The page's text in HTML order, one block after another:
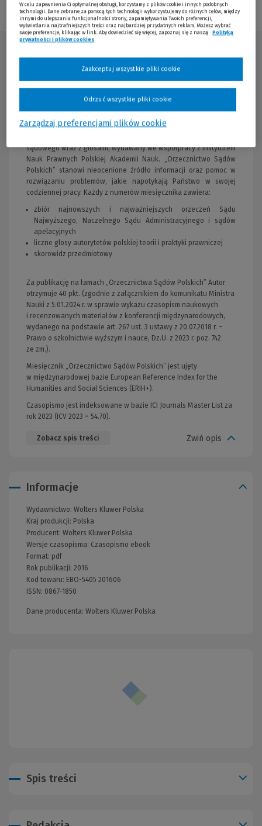
Opis publikacji
Szanowni Czytelnicy! Pragniemy poinformować, iż od
sądowego wraz z glosami, wydawany we współpracy z Instytutem
Nauk Prawnych Polskiej Akademii Nauk. „Orzecznictwo Sądów
Polskich” stanowi nieocenione źródło informacji oraz pomoc w
rozwiązaniu problemów, jakie napotykają Państwo w swojej
codziennej pracy. Każdy z numerów miesięcznika zawiera:
zbiór najnowszych i najważniejszych orzeczeń Sądu
Najwyższego, Naczelnego Sądu Administracyjnego i sądów
apelacyjnych
liczne glosy autorytetów polskiej teorii i praktyki prawniczej
skorowidz przedmiotowy
Za publikację na łamach „Orzecznictwa Sądów Polskich” Autor
otrzymuje 40 pkt. (zgodnie z załącznikiem do komunikatu Ministra
Nauki z 5.01.2024 r. w sprawie wykazu czasopism naukowych
i recenzowanych materiałów z konferencji międzynarodowych,
wydanego na podstawie art. 267 ust. 3 ustawy z 20.07.2018 r. –
Prawo o szkolnictwie wyższym i nauce, Dz.U. z 2023 r. poz. 742
ze zm.).
Miesięcznik „Orzecznictwo Sądów Polskich” jest ujęty
w międzynarodowej bazie European Reference Index for the
Humanities and Social Sciences (ERIH+).
Czasopismo jest indeksowane w bazie ICI Journals Master List za
rok 2023 (ICV 2023 = 54.70).
Zobacz spis treści Zwiń opis
Informacje
Wydawnictwo: Wolters Kluwer Polska
Kraj produkcji: Polska
Producent: Wolters Kluwer Polska
Wersje czasopisma: Czasopismo ebook
Format: pdf
Rok publikacji: 2016
Kod towaru: EBO-5405 201606
ISSN: 0867-1850
Dane producenta: Wolters Kluwer Polska
Spis treści
W celu zapewnienia Ci optymalnej obsługi, korzystamy z plików cookie i innych podobnych
technologii. Dane zebrane za pomocą tych technologii wykorzystujemy do różnych celów, między
innymi do ulepszania funkcjonalności strony, zapamiętywania Twoich preferencji,
wyświetlania najtrafniejszych treści oraz najbardziej przydatnych reklam. Możesz wybrać
swoje preferencje, klikając w link. Aby dowiedzieć się więcej, zapoznaj się z naszą
Polityką
prywatności i plików cookies
Zarządzaj preferencjami plików cookie
Odrzuć wszystkie pliki cookie
Zaakceptuj wszystkie pliki cookie